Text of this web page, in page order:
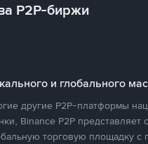
P2P-биржи
и глобального
другие P2P-платформы
Binance P2P представляет
торговую площадку с